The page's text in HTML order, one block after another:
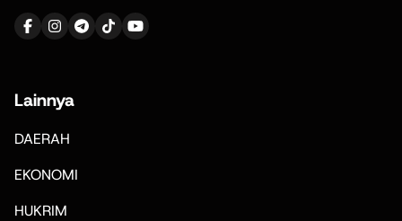
Lainnya
DAERAH
EKONOMI
HUKRIM